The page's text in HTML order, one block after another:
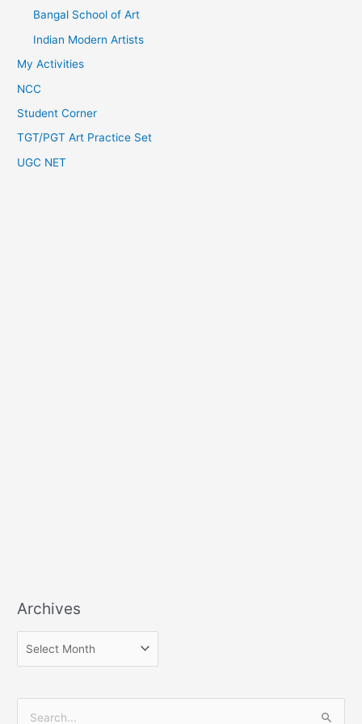
Bangal School of Art
Indian Modern Artists
My Activities
NCC
Student Corner
TGT/PGT Art Practice Set
UGC NET
Archives